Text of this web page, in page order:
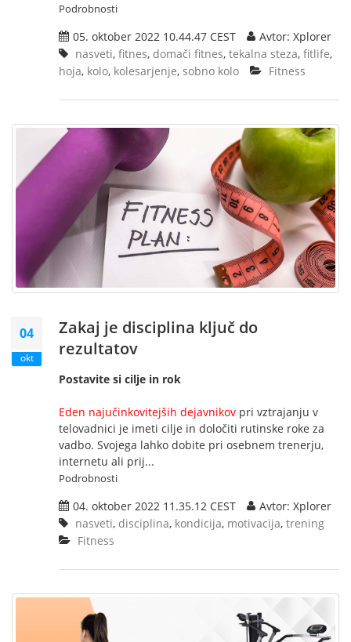
Podrobnosti
05. oktober 2022 10.44.47 CEST
Avtor: Xplorer
nasveti, fitnes, domači fitnes, tekalna steza, fitlife,
hoja, kolo, kolesarjenje, sobno kolo Fitness
04
okt
Zakaj je disciplina ključ do
rezultatov
Postavite si cilje in rok
Eden najučinkovitejših dejavnikov pri vztrajanju v
telovadnici je imeti cilje in določiti rutinske roke za
vadbo. Svojega lahko dobite pri osebnem trenerju,
internetu ali prij...
Podrobnosti
04. oktober 2022 11.35.12 CEST
Avtor: Xplorer
nasveti, disciplina, kondicija, motivacija, trening
Fitness